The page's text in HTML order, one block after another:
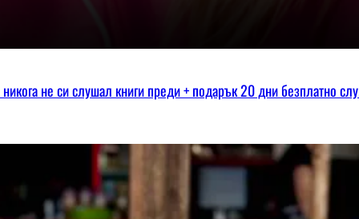
не си слушал книги преди + подарък 20 дни безплатно